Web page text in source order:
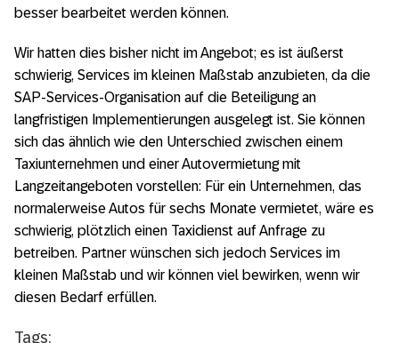
besser bearbeitet werden können.
Wir hatten dies bisher nicht im Angebot; es ist äußerst
schwierig, Services im kleinen Maßstab anzubieten, da die
SAP-Services-Organisation auf die Beteiligung an
langfristigen Implementierungen ausgelegt ist. Sie können
sich das ähnlich wie den Unterschied zwischen einem
Taxiunternehmen und einer Autovermietung mit
Langzeitangeboten vorstellen: Für ein Unternehmen, das
normalerweise Autos für sechs Monate vermietet, wäre es
schwierig, plötzlich einen Taxidienst auf Anfrage zu
betreiben. Partner wünschen sich jedoch Services im
kleinen Maßstab und wir können viel bewirken, wenn wir
diesen Bedarf erfüllen.
Tags: